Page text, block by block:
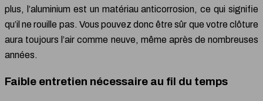
plus, l’aluminium est un matériau anticorrosion, ce qui signifie
qu’il ne rouille pas. Vous pouvez donc être sûr que votre clôture
aura toujours l’air comme neuve, même après de nombreuses
années.
Faible entretien nécessaire au fil du temps